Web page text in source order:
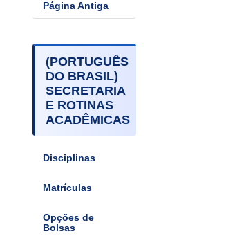
Página Antiga
(PORTUGUÊS
DO BRASIL)
SECRETARIA
E ROTINAS
ACADÊMICAS
Disciplinas
Matrículas
Opções de
Bolsas